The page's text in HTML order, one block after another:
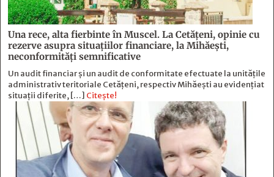
Una rece, alta fierbinte în Muscel. La Cetăţeni, opinie cu
rezerve asupra situaţiilor financiare, la Mihăeşti,
neconformităţi semnificative
Un audit financiar și un audit de conformitate efectuate la unitățile
administrativ teritoriale Cetățeni, respectiv Mihăești au evidențiat
situații diferite, […] Citește!